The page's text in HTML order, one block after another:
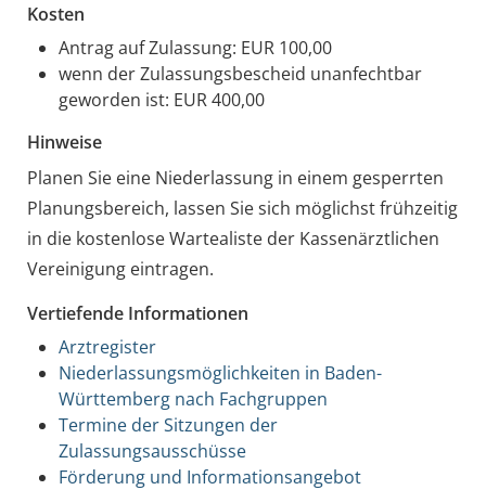
Kosten
Antrag auf Zulassung: EUR 100,00
wenn der Zulassungsbescheid unanfechtbar
geworden ist: EUR 400,00
Hinweise
Planen Sie eine Niederlassung in einem gesperrten
Planungsbereich, lassen Sie sich möglichst frühzeitig
in die kostenlose Wartealiste der Kassenärztlichen
Vereinigung eintragen.
Vertiefende Informationen
Arztregister
Niederlassungsmöglichkeiten in Baden-
Württemberg nach Fachgruppen
Termine der Sitzungen der
Zulassungsausschüsse
Förderung und Informationsangebot